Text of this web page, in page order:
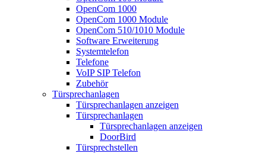
OpenCom 1000
OpenCom 1000 Module
OpenCom 510/1010 Module
Software Erweiterung
Systemtelefon
Telefone
VoIP SIP Telefon
Zubehör
Türsprechanlagen
Türsprechanlagen anzeigen
Türsprechanlagen
Türsprechanlagen anzeigen
DoorBird
Türsprechstellen